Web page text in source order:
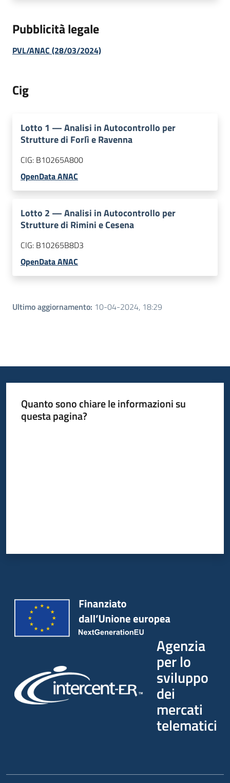
Pubblicità legale
PVL/ANAC (28/03/2024)
Cig
Lotto 1 —Analisi in Autocontrollo per
Strutture di Forlì e Ravenna
CIG: B10265A800
OpenData ANAC
Lotto 2 —Analisi in Autocontrollo per
Strutture di Rimini e Cesena
CIG: B10265B8D3
OpenData ANAC
Ultimo aggiornamento: 10-04-2024, 18:29
Quanto sono chiare le informazioni su
questa pagina?
Agenzia
per lo
sviluppo
dei
mercati
telematici